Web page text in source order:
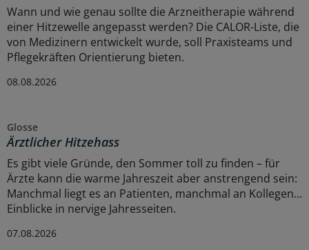
Wann und wie genau sollte die Arzneitherapie während
einer Hitzewelle angepasst werden? Die CALOR-Liste, die
von Medizinern entwickelt wurde, soll Praxisteams und
Pflegekräften Orientierung bieten.
08.08.2026
Glosse
Ärztlicher Hitzehass
Es gibt viele Gründe, den Sommer toll zu finden – für
Ärzte kann die warme Jahreszeit aber anstrengend sein:
Manchmal liegt es an Patienten, manchmal an Kollegen...
Einblicke in nervige Jahresseiten.
07.08.2026